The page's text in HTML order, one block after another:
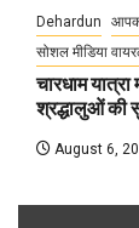
Dehardun
सोशल मीडिया
चारधाम
श्रद्धालुओं की
August 6,